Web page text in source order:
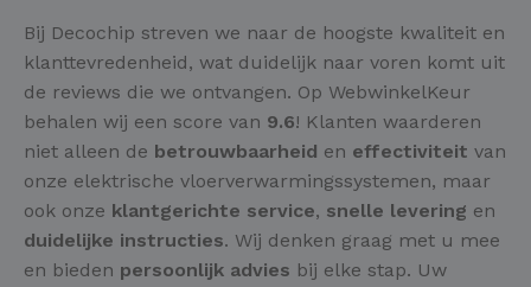
Bij Decochip streven we naar de hoogste kwaliteit en
klanttevredenheid, wat duidelijk naar voren komt uit
de reviews die we ontvangen. Op WebwinkelKeur
behalen wij een score van 9.6! Klanten waarderen
niet alleen de betrouwbaarheid en effectiviteit van
onze elektrische vloerverwarmingssystemen, maar
ook onze klantgerichte service, snelle levering en
duidelijke instructies. Wij denken graag met u mee
en bieden persoonlijk advies bij elke stap. Uw